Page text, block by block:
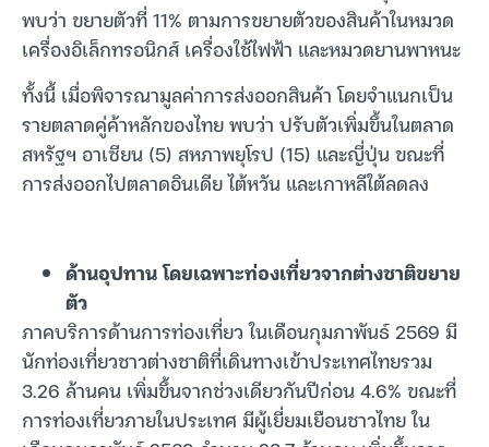
พบว่า ขยายตัวที่ 11% ตามการขยายตัวของสินค้าในหมวด
เครื่องอิเล็กทรอนิกส์ เครื่องใช้ไฟฟ้า และหมวดยานพาหนะ
ทั้งนี้ เมื่อพิจารณามูลค่าการส่งออกสินค้า โดยจำแนกเป็น
รายตลาดคู่ค้าหลักของไทย พบว่า ปรับตัวเพิ่มขึ้นในตลาด
สหรัฐฯ อาเซียน (5) สหภาพยุโรป (15) และญี่ปุ่น ขณะที่
การส่งออกไปตลาดอินเดีย ไต้หวัน และเกาหลีใต้ลดลง
ด้านอุปทาน โดยเฉพาะท่องเที่ยวจากต่างชาติขยาย
ตัว
ภาคบริการด้านการท่องเที่ยว ในเดือนกุมภาพันธ์ 2569 มี
นักท่องเที่ยวชาวต่างชาติที่เดินทางเข้าประเทศไทยรวม
3.26 ล้านคน เพิ่มขึ้นจากช่วงเดียวกันปีก่อน 4.6% ขณะที่
การท่องเที่ยวภายในประเทศ มีผู้เยี่ยมเยือนชาวไทย ใน